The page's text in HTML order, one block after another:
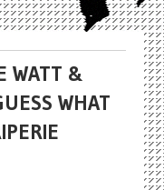
WATT &
WHAT